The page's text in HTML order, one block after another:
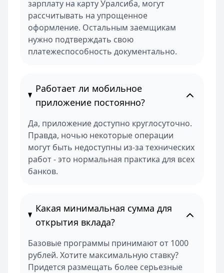
зарплату на карту Уралсиба, могут
рассчитывать на упрощенное
оформление. Остальным заемщикам
нужно подтверждать свою
платежеспособность документально.
Работает ли мобильное
приложение постоянно?
Да, приложение доступно круглосуточно.
Правда, ночью некоторые операции
могут быть недоступны из-за технических
работ - это нормальная практика для всех
банков.
Какая минимальная сумма для
открытия вклада?
Базовые программы принимают от 1000
рублей. Хотите максимальную ставку?
Придется размещать более серьезные